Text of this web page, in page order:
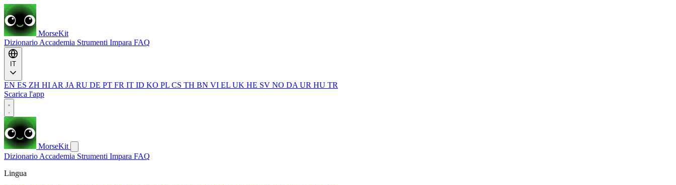
MorseKit
Dizionario Accademia Strumenti Impara FAQ
EN ES ZH HI AR JA RU DE PT FR IT ID KO PL CS TH BN VI EL UK HE SV NO DA UR HU TR
Scarica l'app
MorseKit
Dizionario Accademia Strumenti Impara FAQ
Lingua